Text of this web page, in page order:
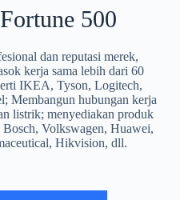
500
dan reputasi merek,
kerja sama lebih dari 60
IKEA, Tyson, Logitech,
Membangun hubungan kerja
listrik; menyediakan produk
Volkswagen, Huawei,
Hikvision, dll.